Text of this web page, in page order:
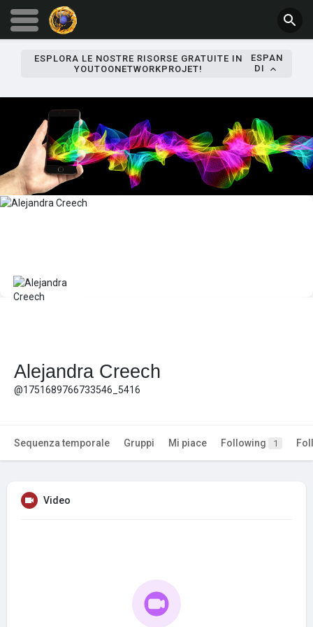
ESPLORA LE NOSTRE RISORSE GRATUITE IN
YOUTOONETWORKPROJET!
ESPAN
DI
Alejandra Creech
@1751689766733546_5416
Sequenza temporale Gruppi Mi piace Following 1
Video